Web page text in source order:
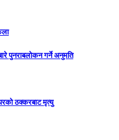
पुनराबलोकन गर्ने अनुमति
ठक्करबाट मृत्यु